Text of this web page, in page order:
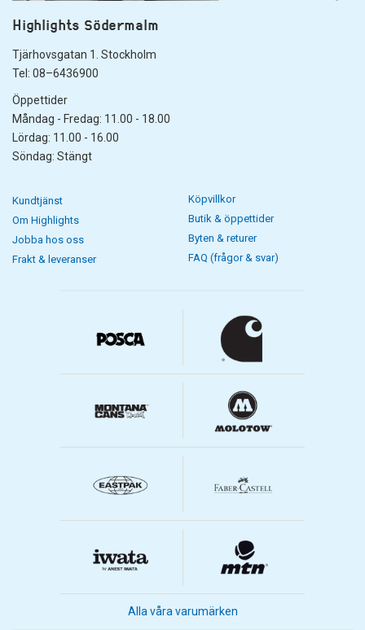
Highlights Södermalm
Tjärhovsgatan 1. Stockholm
Tel: 08–6436900
Öppettider
Måndag - Fredag: 11.00 - 18.00
Lördag: 11.00 - 16.00
Söndag: Stängt
Kundtjänst
Om Highlights
Jobba hos oss
Frakt & leveranser
Köpvillkor
Butik & öppettider
Byten & returer
FAQ (frågor & svar)
Alla våra varumärken